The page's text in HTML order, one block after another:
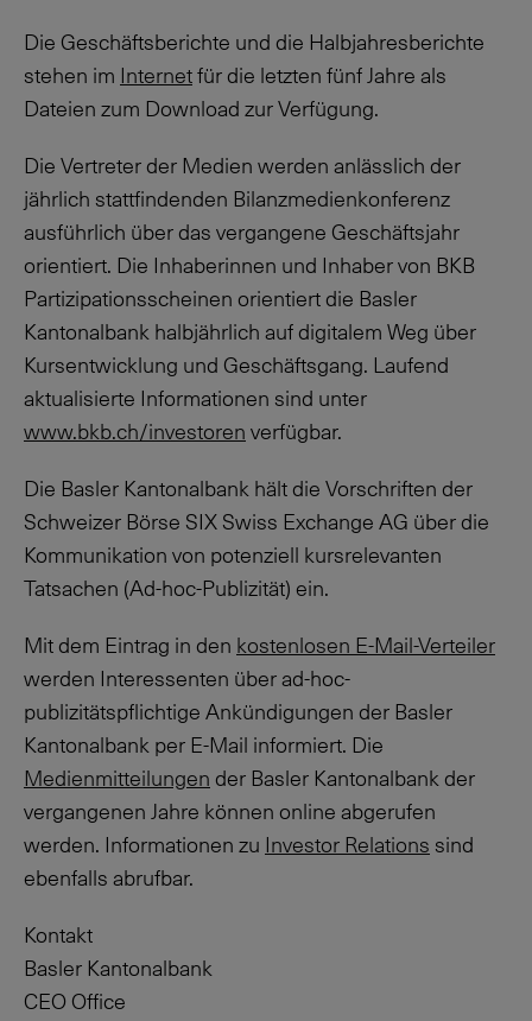
Die Geschäftsberichte und die Halbjahresberichte
stehen im Internetfür die letzten fünf Jahre als
Dateien zum Download zur Verfügung.
Die Vertreter der Medien werden anlässlich der
jährlich stattfindenden Bilanzmedienkonferenz
ausführlich über das vergangene Geschäftsjahr
orientiert. Die Inhaberinnen und Inhaber von BKB
Partizipationsscheinen orientiert die Basler
Kantonalbank halbjährlich auf digitalem Weg über
Kursentwicklung und Geschäftsgang. Laufend
aktualisierte Informationen sind unter
www.bkb.ch/investoren verfügbar.
Die Basler Kantonalbank hält die Vorschriften der
Schweizer Börse SIX Swiss Exchange AG über die
Kommunikation von potenziell kursrelevanten
Tatsachen (Ad-hoc-Publizität) ein.
Mit dem Eintrag in den kostenlosen E-Mail-Verteiler
werden Interessenten über ad-hoc-
publizitätspflichtige Ankündigungen der Basler
Kantonalbank per E-Mail informiert. Die
Medienmitteilungen der Basler Kantonalbank der
vergangenen Jahre können online abgerufen
werden. Informationen zu Investor Relations sind
ebenfalls abrufbar.
Kontakt
Basler Kantonalbank
CEO Office